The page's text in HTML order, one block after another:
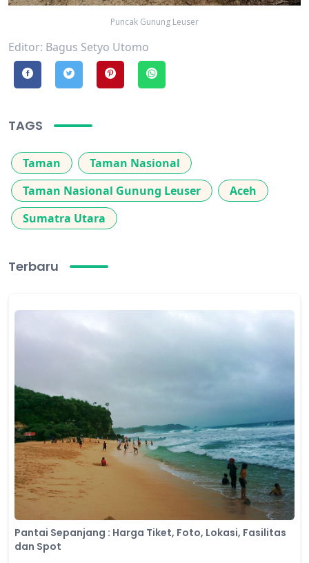
Puncak Gunung Leuser
Editor: Bagus Setyo Utomo
TAGS
Taman
Taman Nasional
Taman Nasional Gunung Leuser
Aceh
Sumatra Utara
Terbaru
Pantai Sepanjang : Harga Tiket, Foto, Lokasi, Fasilitas
dan Spot